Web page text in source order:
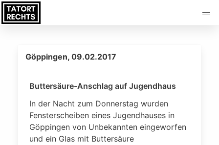
Göppingen, 09.02.2017
Buttersäure-Anschlag auf Jugendhaus
In der Nacht zum Donnerstag wurden
Fensterscheiben eines Jugendhauses in
Göppingen von Unbekannten eingeworfen
und ein Glas mit Buttersäure